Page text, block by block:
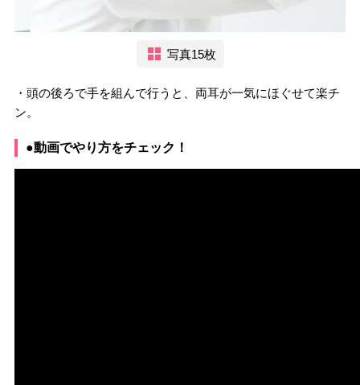
写真15枚
・頭の後ろで手を組んで行うと、両耳が一気にほぐせて楽チ
ン。
●動画でやり方をチェック！